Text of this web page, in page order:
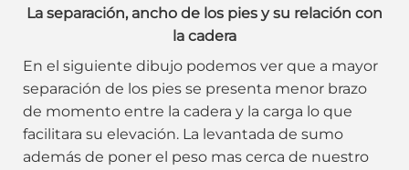
La separación, ancho de los pies y su relación con
la cadera
En el siguiente dibujo podemos ver que a mayor
separación de los pies se presenta menor brazo
de momento entre la cadera y la carga lo que
facilitara su elevación. La levantada de sumo
además de poner el peso mas cerca de nuestro